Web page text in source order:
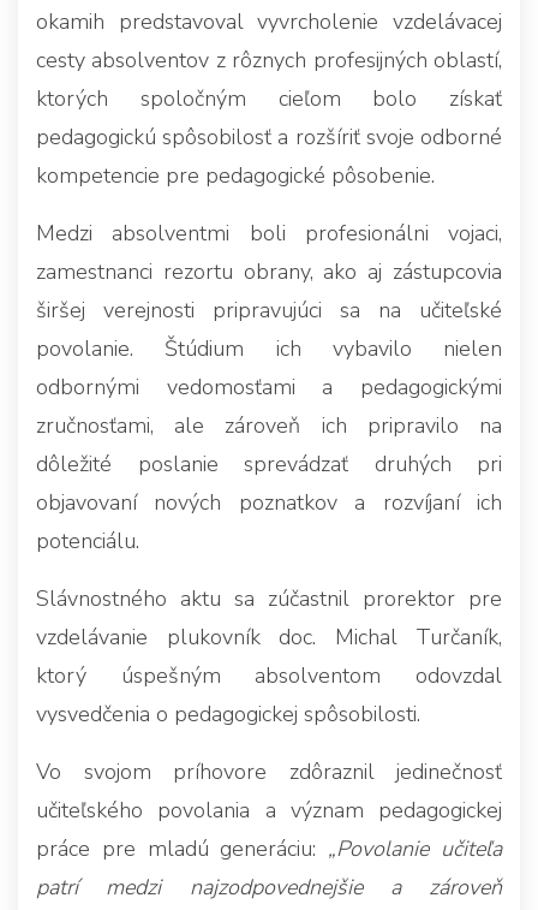
okamih predstavoval vyvrcholenie vzdelávacej
cesty absolventov z rôznych profesijných oblastí,
ktorých spoločným cieľom bolo získať
pedagogickú spôsobilosť a rozšíriť svoje odborné
kompetencie pre pedagogické pôsobenie.
Medzi absolventmi boli profesionálni vojaci,
zamestnanci rezortu obrany, ako aj zástupcovia
širšej verejnosti pripravujúci sa na učiteľské
povolanie. Štúdium ich vybavilo nielen
odbornými vedomosťami a pedagogickými
zručnosťami, ale zároveň ich pripravilo na
dôležité poslanie sprevádzať druhých pri
objavovaní nových poznatkov a rozvíjaní ich
potenciálu.
Slávnostného aktu sa zúčastnil prorektor pre
vzdelávanie plukovník doc. Michal Turčaník,
ktorý úspešným absolventom odovzdal
vysvedčenia o pedagogickej spôsobilosti.
Vo svojom príhovore zdôraznil jedinečnosť
učiteľského povolania a význam pedagogickej
práce pre mladú generáciu: „Povolanie učiteľa
patrí medzi najzodpovednejšie a zároveň